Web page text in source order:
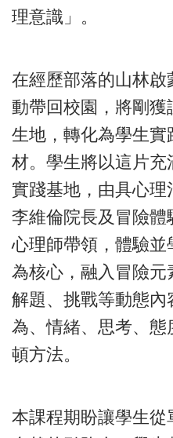
理意識」。
在經歷部落的山林
動帶回校園，將剛
生地，轉化為學生
材。學生將以這片
實踐基地，由具心
李維倫院長及冒險
心理師帶領，體驗
為核心，融入冒險元
解題、挑戰等動態
為、情緒、思考、
頓方法。
本課程期盼讓學生